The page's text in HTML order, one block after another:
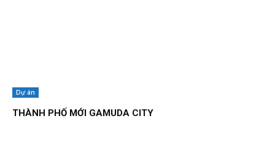
Dự án
THÀNH PHỐ MỚI GAMUDA CITY